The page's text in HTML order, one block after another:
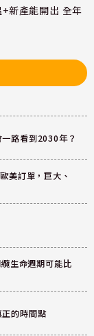
新產能開出 全年
路看到2030年？
美訂單，巨大、
生命週期可能比
的時間點